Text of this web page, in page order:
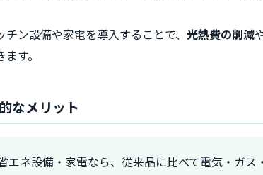
ン設備や家電を導入することで、 光熱費の削減
す。
なメリット
エネ設備・家電なら、従来品に比べて電気・ガ